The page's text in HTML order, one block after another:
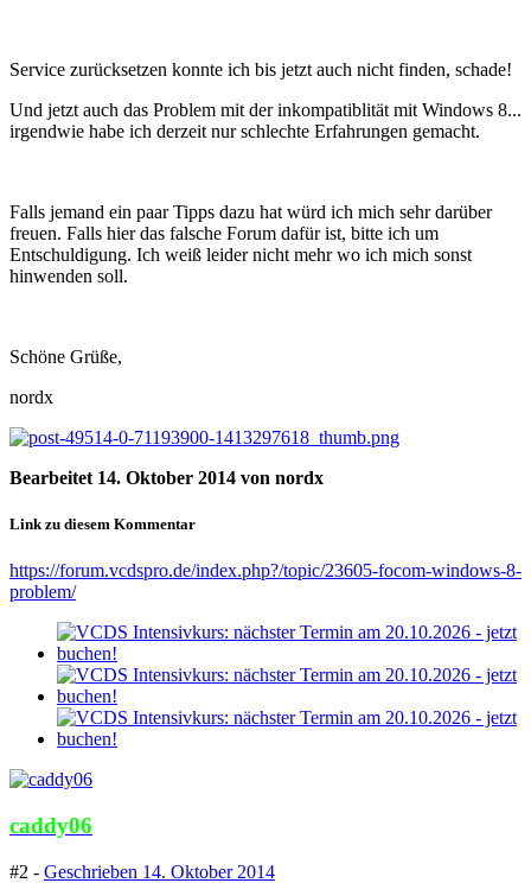
Service zurücksetzen konnte ich bis jetzt auch nicht finden, schade!
Und jetzt auch das Problem mit der inkompatiblität mit Windows 8...
irgendwie habe ich derzeit nur schlechte Erfahrungen gemacht.
Falls jemand ein paar Tipps dazu hat würd ich mich sehr darüber
freuen. Falls hier das falsche Forum dafür ist, bitte ich um
Entschuldigung. Ich weiß leider nicht mehr wo ich mich sonst
hinwenden soll.
Schöne Grüße,
nordx
Bearbeitet 14. Oktober 2014 von nordx
Link zu diesem Kommentar
https://forum.vcdspro.de/index.php?/topic/23605-focom-windows-8-
problem/
caddy06
#2 - Geschrieben 14. Oktober 2014